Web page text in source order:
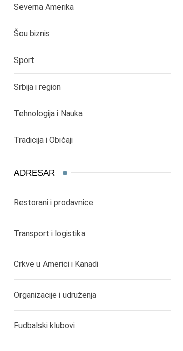
Severna Amerika
Šou biznis
Sport
Srbija i region
Tehnologija i Nauka
Tradicija i Običaji
ADRESAR
Restorani i prodavnice
Transport i logistika
Crkve u Americi i Kanadi
Organizacije i udruženja
Fudbalski klubovi